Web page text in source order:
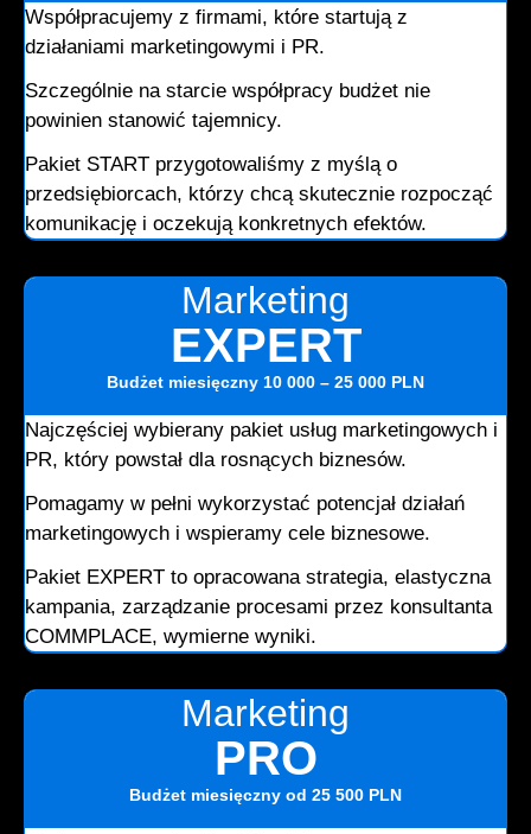
Współpracujemy z firmami, które startują z
działaniami marketingowymi i PR.
Szczególnie na starcie współpracy budżet nie
powinien stanowić tajemnicy.
Pakiet START przygotowaliśmy z myślą o
przedsiębiorcach, którzy chcą skutecznie rozpocząć
komunikację i oczekują konkretnych efektów.
Marketing
EXPERT
Budżet miesięczny 10 000 – 25 000 PLN
Najczęściej wybierany pakiet usług marketingowych i
PR, który powstał dla rosnących biznesów.
Pomagamy w pełni wykorzystać potencjał działań
marketingowych i wspieramy cele biznesowe.
Pakiet EXPERT to opracowana strategia, elastyczna
kampania, zarządzanie procesami przez konsultanta
COMMPLACE, wymierne wyniki.
Marketing
PRO
Budżet miesięczny od 25 500 PLN